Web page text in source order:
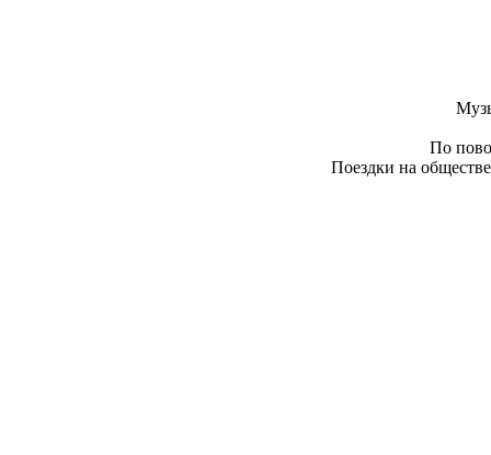
По
Поездки на